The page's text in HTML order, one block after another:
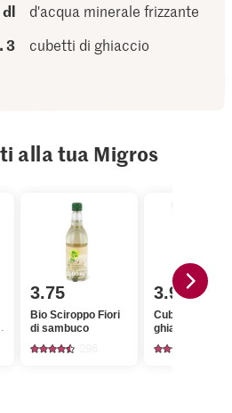
dl
d'acqua minerale frizzante
3
cubetti di ghiaccio
alla tua Migros
dello stock.
3.75
Bio Sciroppo Fiori
di sambuco
3.90
Cubers Cubetti di
ghiaccio